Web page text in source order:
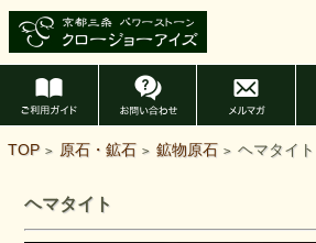
TOP > 原石・鉱石 > 鉱物原石 > ヘマタイト
ヘマタイト